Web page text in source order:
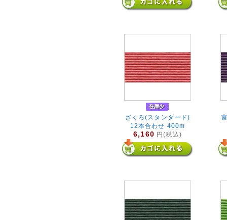
ざくろ(スタンダード)
12本合わせ 400m
6,160 円(税込)